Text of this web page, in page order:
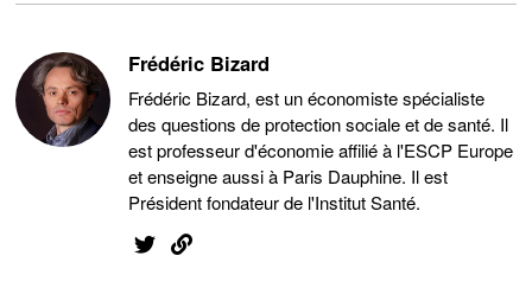
Frédéric Bizard
Frédéric Bizard, est un économiste spécialiste
des questions de protection sociale et de santé. Il
est professeur d'économie affilié à l'ESCP Europe
et enseigne aussi à Paris Dauphine. Il est
Président fondateur de l'Institut Santé.